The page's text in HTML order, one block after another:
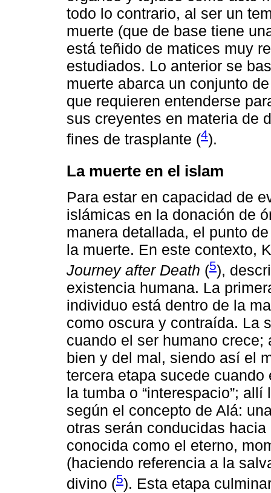
todo lo contrario, al ser un
muerte (que de base tiene
está teñido de matices muy
estudiados. Lo anterior se
muerte abarca un conjunto
que requieren entenderse
sus creyentes en materia de
fines de trasplante (4).
La muerte en el islam
Para estar en capacidad de
islámicas en la donación de
manera detallada, el punto
la muerte. En este contexto,
Journey after Death (5),
existencia humana. La
individuo está dentro de la
como oscura y contraída. La
cuando el ser humano
bien y del mal, siendo así el
tercera etapa sucede
la tumba o “interespacio”;
según el concepto de Alá:
otras serán conducidas
conocida como el eterno,
(haciendo referencia a la
divino (5). Esta etapa